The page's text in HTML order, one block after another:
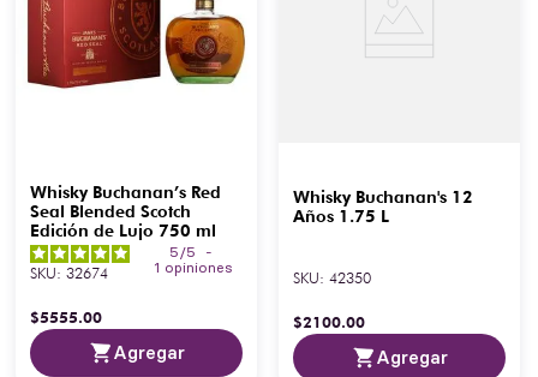
Whisky Buchanan’s Red
Seal Blended Scotch
Edición de Lujo 750 ml
5 /5
-
1 opiniones
SKU: 32674
$5555.00
Agregar
Whisky Buchanan's 12
Años 1.75 L
SKU: 42350
$2100.00
Agregar